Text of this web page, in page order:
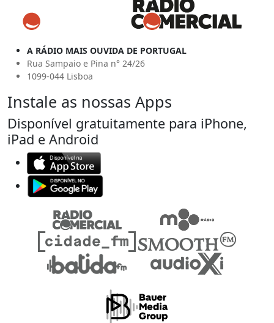
A RÁDIO MAIS OUVIDA DE PORTUGAL
Rua Sampaio e Pina n° 24/26
1099-044 Lisboa
Instale as nossas Apps
Disponível gratuitamente para iPhone,
iPad e Android